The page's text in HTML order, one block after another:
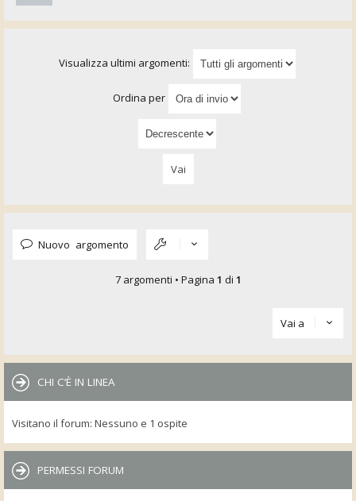
Visualizza ultimi argomenti:
Ordina per
Nuovo argomento
7 argomenti • Pagina 1 di 1
Vai a
CHI C’È IN LINEA
Visitano il forum: Nessuno e 1 ospite
PERMESSI FORUM